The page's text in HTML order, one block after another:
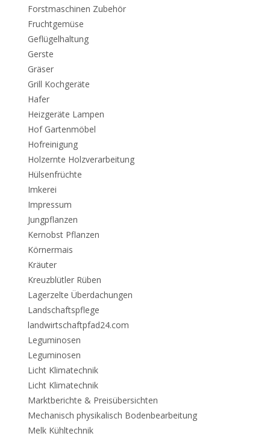
Forstmaschinen Zubehör
Fruchtgemüse
Geflügelhaltung
Gerste
Gräser
Grill Kochgeräte
Hafer
Heizgeräte Lampen
Hof Gartenmöbel
Hofreinigung
Holzernte Holzverarbeitung
Hülsenfrüchte
Imkerei
Impressum
Jungpflanzen
Kernobst Pflanzen
Körnermais
Kräuter
Kreuzblütler Rüben
Lagerzelte Überdachungen
Landschaftspflege
landwirtschaftpfad24.com
Leguminosen
Leguminosen
Licht Klimatechnik
Licht Klimatechnik
Marktberichte & Preisübersichten
Mechanisch physikalisch Bodenbearbeitung
Melk Kühltechnik